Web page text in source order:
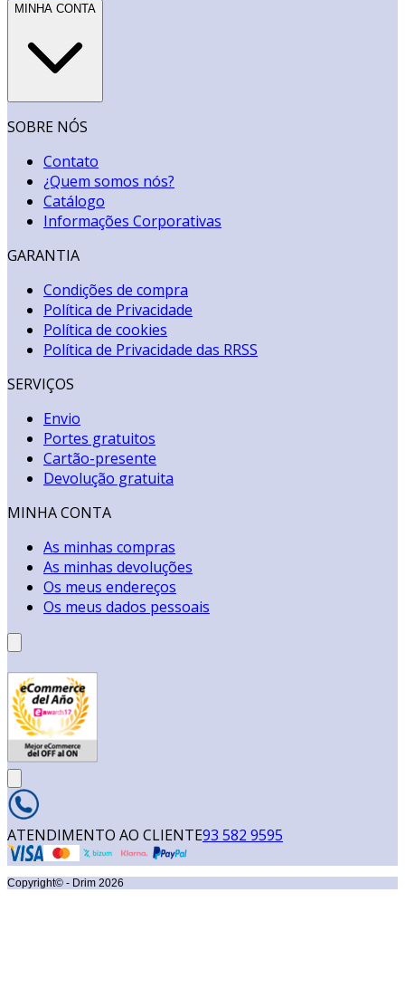
MINHA CONTA
SOBRE NÓS
Contato
¿Quem somos nós?
Catálogo
Informações Corporativas
GARANTIA
Condições de compra
Política de Privacidade
Política de cookies
Política de Privacidade das RRSS
SERVIÇOS
Envio
Portes gratuitos
Cartão-presente
Devolução gratuita
MINHA CONTA
As minhas compras
As minhas devoluções
Os meus endereços
Os meus dados pessoais
ATENDIMENTO AO CLIENTE93 582 9595
Copyright© - Drim 2026